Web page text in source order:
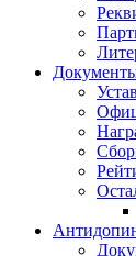
Устав